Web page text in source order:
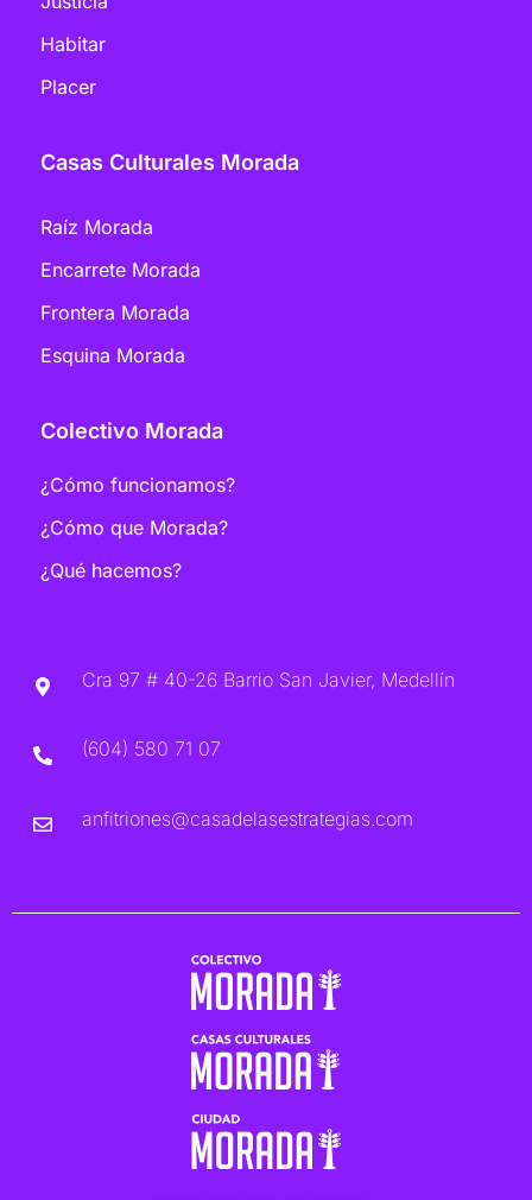
Habitar
Placer
Casas Culturales Morada
Raíz Morada
Encarrete Morada
Frontera Morada
Esquina Morada
Colectivo Morada
¿Cómo funcionamos?
¿Cómo que Morada?
¿Qué hacemos?
Cra 97 # 40-26 Barrio San Javier, Medellín
(604) 580 71 07
anfitriones@casadelasestrategias.com